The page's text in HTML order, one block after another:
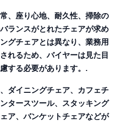
、座り心地、耐久性、掃除の
ランスがとれたチェアが求め
グチェアとは異なり、業務用
れるため、バイヤーは見た目
する必要があります。.
ダイニングチェア、カフェチ
タースツール、スタッキング
ア、バンケットチェアなどが